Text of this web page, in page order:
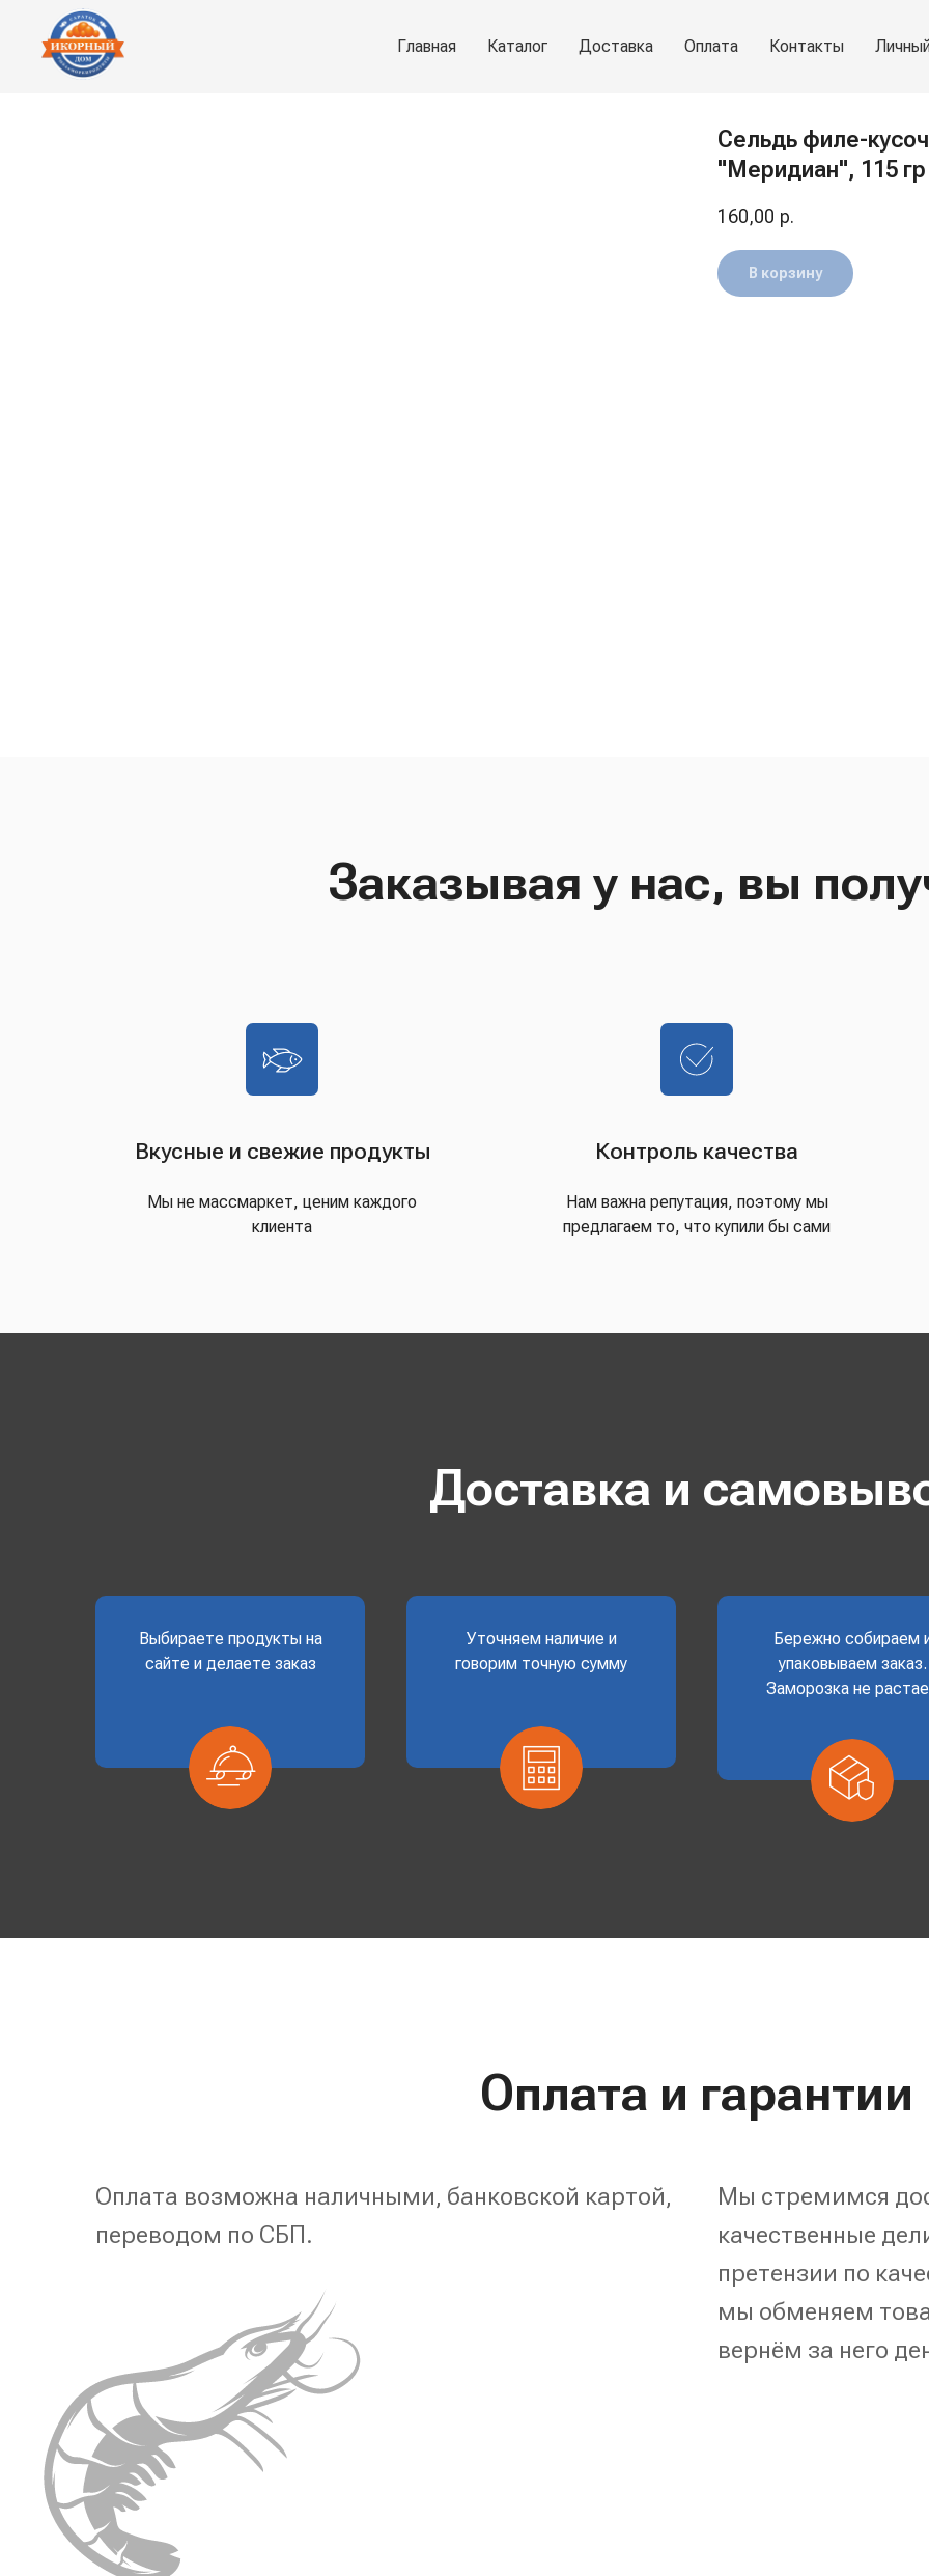
Главная Каталог Доставка Оплата Контакты
Сельдь филе-
"Меридиан", 115 гр
160,00 р.
В корзину
Заказывая у нас, вы
Вкусные и свежие продукты
Мы не массмаркет, ценим каждого
клиента
Контроль качества
Нам важна репутация, поэтому мы
предлагаем то, что купили бы сами
Доставка и
Выбираете продукты на
сайте и делаете заказ
Уточняем наличие и
говорим точную сумму
Бережно собираем
упаковываем заказ.
Заморозка не
Оплата и гарантии
Оплата возможна наличными, банковской картой,
переводом по СБП.
Мы стремимся
качественные
претензии по
мы обменяем
вернём за него